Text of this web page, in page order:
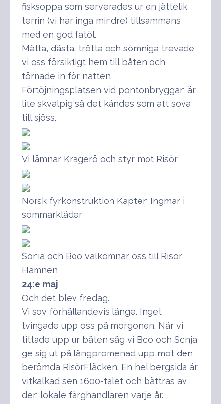
fisksoppa som serverades ur en jättelik
terrin (vi har inga mindre) tillsammans
med en god fatöl.
Mätta, dästa, trötta och sömniga trevade
vi oss försiktigt hem till båten och
törnade in för natten.
Förtöjningsplatsen vid pontonbryggan är
lite skvalpig så det kändes som att sova
till sjöss.
Vi lämnar Kragerö och styr mot Risör
Norsk fyrkonstruktion Kapten Ingmar i
sommarkläder
Sonia och Boo välkomnar oss till Risör
Hamnen
24:e maj
Och det blev fredag.
Vi sov förhållandevis länge. Inget
tvingade upp oss på morgonen. När vi
tittade upp ur båten såg vi Boo och Sonja
ge sig ut på långpromenad upp mot den
berömda RisörFläcken. En hel bergsida är
vitkalkad sen 1600-talet och bättras av
den lokale färghandlaren varje år.